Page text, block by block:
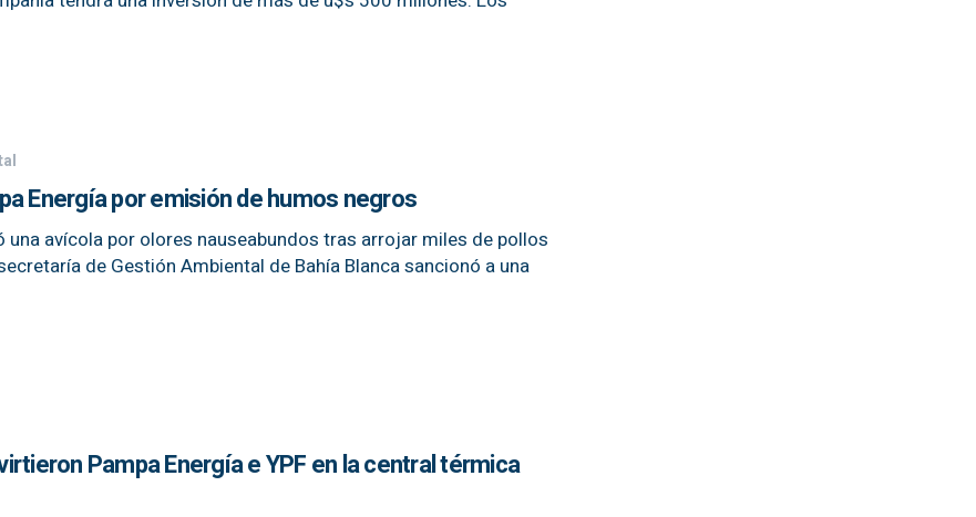
Energía por emisión de humos negros
una avícola por olores nauseabundos tras arrojar miles de pollos
de Gestión Ambiental de Bahía Blanca sancionó a una
Pampa Energía e YPF en la central térmica